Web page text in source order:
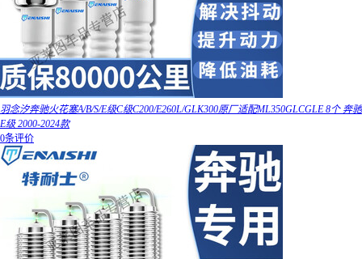
羽念汐奔驰火花塞A/B/S/E级C级C200/E260L/GLK300原厂适配ML350GLCGLE 8个 奔驰
E级 2000-2024款
0条评价